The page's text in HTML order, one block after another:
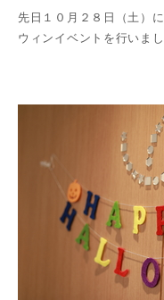
先日１０月２８日（土）
ウィンイベントを行いまし